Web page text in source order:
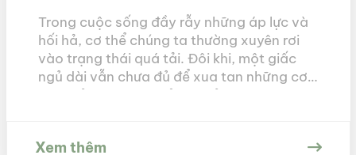
Trong cuộc sống đầy rẫy những áp lực và
hối hả, cơ thể chúng ta thường xuyên rơi
vào trạng thái quá tải. Đôi khi, một giấc
ngủ dài vẫn chưa đủ để xua tan những cơn
đau mỏi vai gáy âm ỉ hay cảm giác nặng
Xem thêm